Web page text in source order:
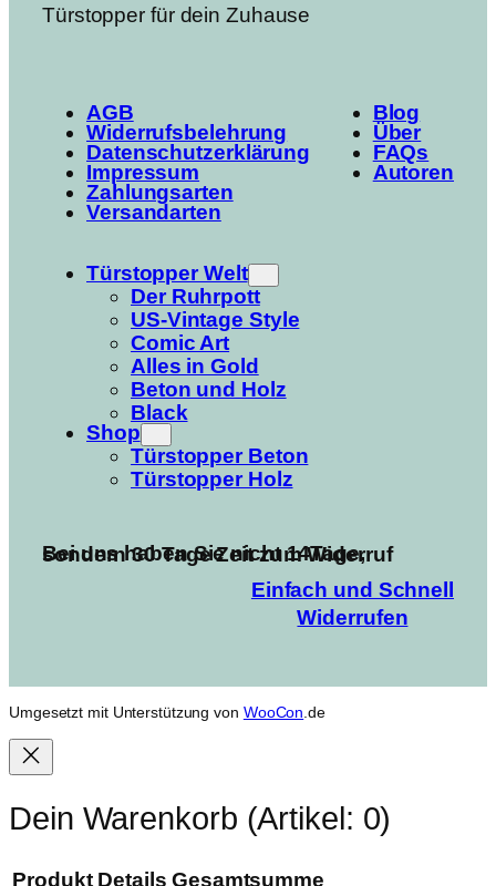
Türstopper für dein Zuhause
AGB
Widerrufsbelehrung
Datenschutzerklärung
Impressum
Zahlungsarten
Versandarten
Blog
Über
FAQs
Autoren
Türstopper Welt
Der Ruhrpott
US-Vintage Style
Comic Art
Alles in Gold
Beton und Holz
Black
Shop
Türstopper Beton
Türstopper Holz
Bei uns haben Sie nicht 14Tage, sondern 30 Tage Zeit zum Widerruf
Einfach und Schnell
Widerrufen
Umgesetzt mit Unterstützung von WooCon .de
Dein Warenkorb (Artikel: 0)
Produkt Details Gesamtsumme